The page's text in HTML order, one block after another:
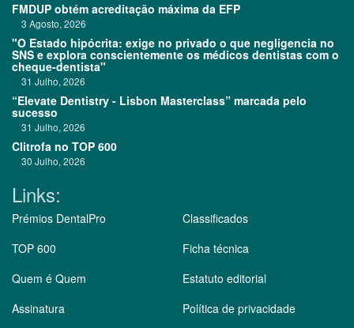
FMDUP obtém acreditação máxima da EFP
3 Agosto, 2026
"O Estado hipócrita: exige no privado o que negligencia no
SNS e explora conscientemente os médicos dentistas com o
cheque-dentista"
31 Julho, 2026
“Elevate Dentistry - Lisbon Masterclass” marcada pelo
sucesso
31 Julho, 2026
Clitrofa no TOP 600
30 Julho, 2026
Links:
Prémios DentalPro
TOP 600
Quem é Quem
Assinatura
Classificados
Ficha técnica
Estatuto editorial
Política de privacidade